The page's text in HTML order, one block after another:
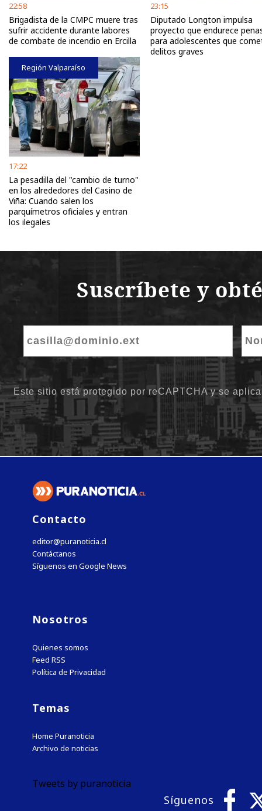
22:58
Brigadista de la CMPC muere tras
sufrir accidente durante labores
de combate de incendio en Ercilla
23:15
Diputado Longton impulsa
proyecto que endurece
para adolescentes que
delitos graves
Región Valparaíso
17:22
La pesadilla del "cambio de turno"
en los alrededores del Casino de
Viña: Cuando salen los
parquímetros oficiales y entran
los ilegales
Contacto
editor@puranoticia.cl
Contáctanos
Síguenos en Google News
Nosotros
Quienes somos
Feed RSS
Política de Privacidad
Temas
Home Puranoticia
Archivo de noticias
Tweets by puranoticia
Síguenos